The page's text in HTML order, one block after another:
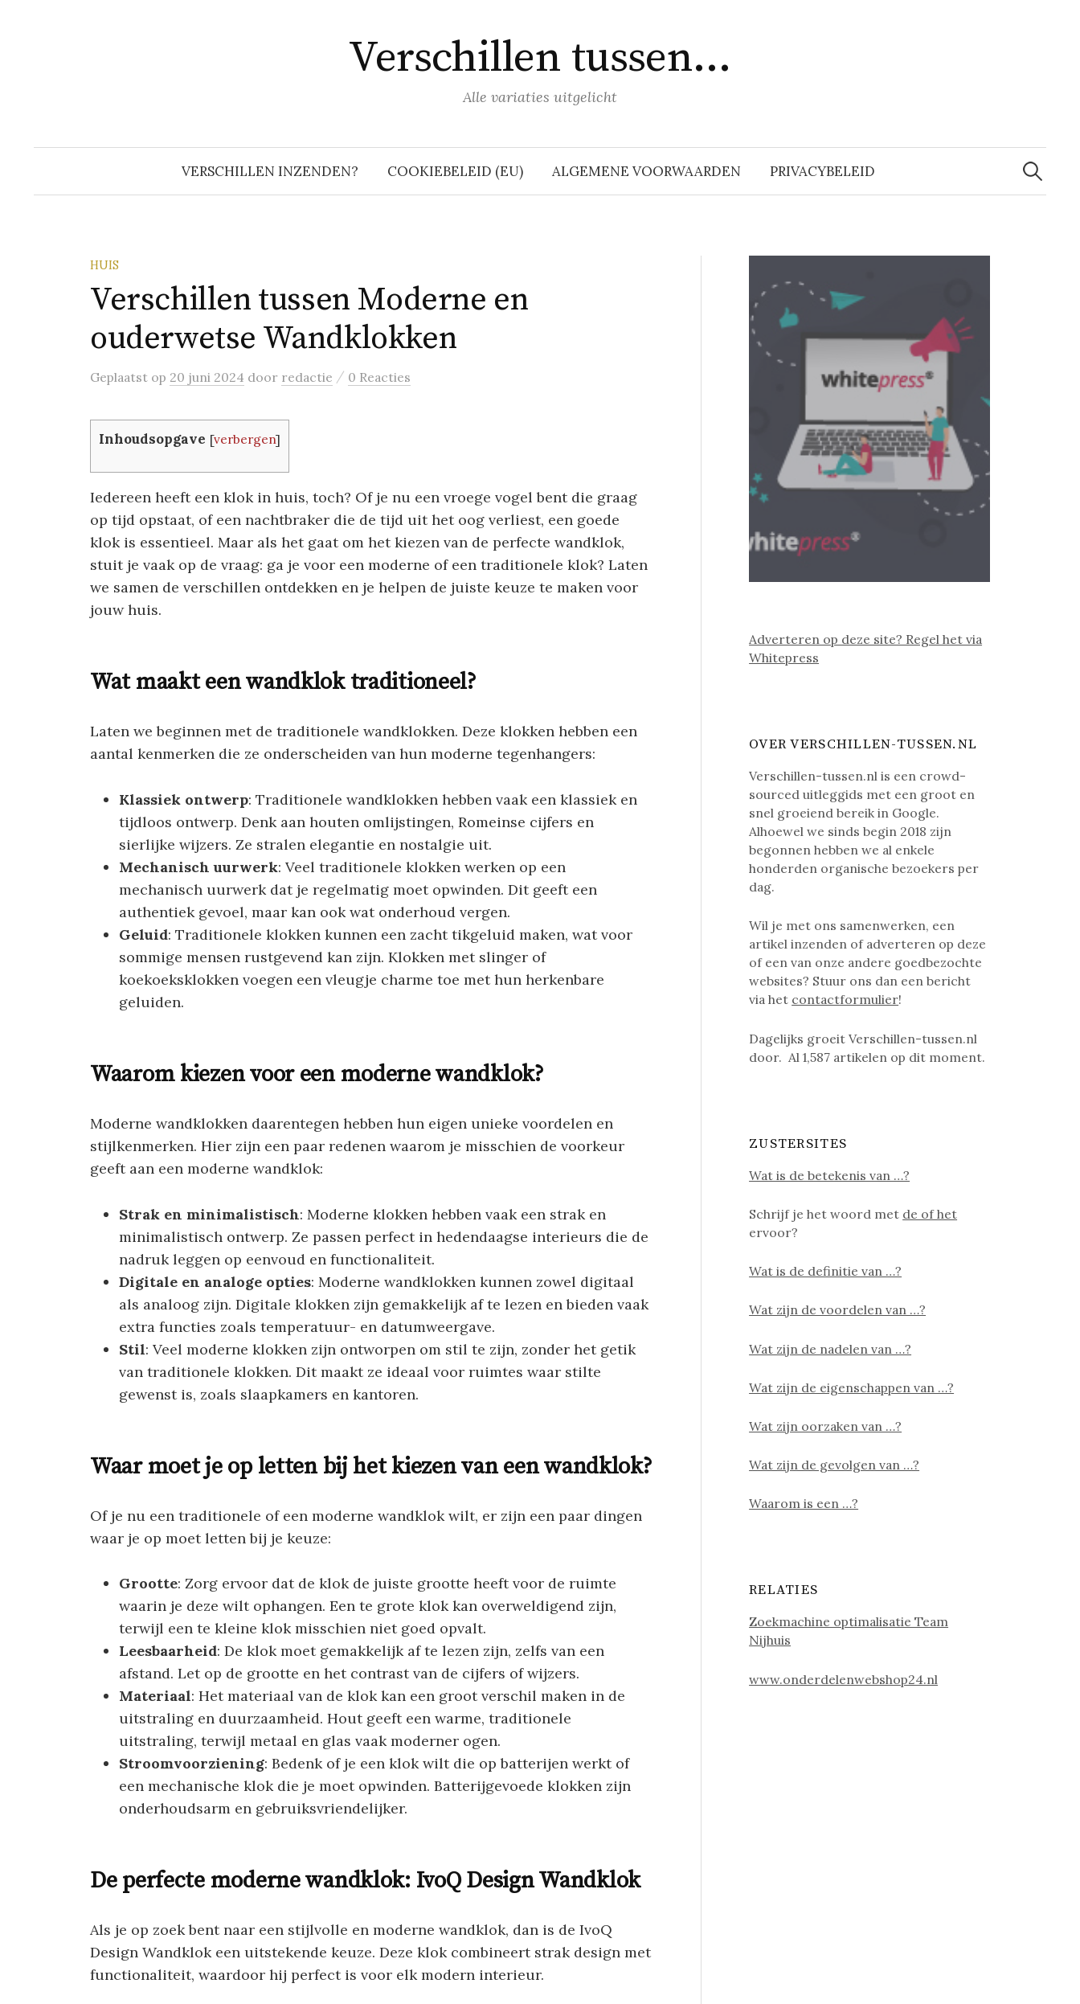
Verschillen tussen…
Alle variaties uitgelicht
VERSCHILLEN INZENDEN? COOKIEBELEID (EU) ALGEMENE VOORWAARDEN PRIVACYBELEID
Zoeken
naar:
HUIS
Verschillen tussen Moderne en
ouderwetse Wandklokken
Geplaatst op 20 juni 2024 door redactie / 0 Reacties
Inhoudsopgave [verbergen]
Iedereen heeft een klok in huis, toch? Of je nu een vroege vogel bent die graag
op tijd opstaat, of een nachtbraker die de tijd uit het oog verliest, een goede
klok is essentieel. Maar als het gaat om het kiezen van de perfecte wandklok,
stuit je vaak op de vraag: ga je voor een moderne of een traditionele klok? Laten
we samen de verschillen ontdekken en je helpen de juiste keuze te maken voor
jouw huis.
Wat maakt een wandklok traditioneel?
Laten we beginnen met de traditionele wandklokken. Deze klokken hebben een
aantal kenmerken die ze onderscheiden van hun moderne tegenhangers:
Klassiek ontwerp: Traditionele wandklokken hebben vaak een klassiek en
tijdloos ontwerp. Denk aan houten omlijstingen, Romeinse cijfers en
sierlijke wijzers. Ze stralen elegantie en nostalgie uit.
Mechanisch uurwerk: Veel traditionele klokken werken op een
mechanisch uurwerk dat je regelmatig moet opwinden. Dit geeft een
authentiek gevoel, maar kan ook wat onderhoud vergen.
Geluid: Traditionele klokken kunnen een zacht tikgeluid maken, wat voor
sommige mensen rustgevend kan zijn. Klokken met slinger of
koekoeksklokken voegen een vleugje charme toe met hun herkenbare
geluiden.
Waarom kiezen voor een moderne wandklok?
Moderne wandklokken daarentegen hebben hun eigen unieke voordelen en
stijlkenmerken. Hier zijn een paar redenen waarom je misschien de voorkeur
geeft aan een moderne wandklok:
Strak en minimalistisch: Moderne klokken hebben vaak een strak en
minimalistisch ontwerp. Ze passen perfect in hedendaagse interieurs die de
nadruk leggen op eenvoud en functionaliteit.
Digitale en analoge opties: Moderne wandklokken kunnen zowel digitaal
als analoog zijn. Digitale klokken zijn gemakkelijk af te lezen en bieden vaak
extra functies zoals temperatuur- en datumweergave.
Stil: Veel moderne klokken zijn ontworpen om stil te zijn, zonder het getik
van traditionele klokken. Dit maakt ze ideaal voor ruimtes waar stilte
gewenst is, zoals slaapkamers en kantoren.
Waar moet je op letten bij het kiezen van een wandklok?
Of je nu een traditionele of een moderne wandklok wilt, er zijn een paar dingen
waar je op moet letten bij je keuze:
Grootte: Zorg ervoor dat de klok de juiste grootte heeft voor de ruimte
waarin je deze wilt ophangen. Een te grote klok kan overweldigend zijn,
terwijl een te kleine klok misschien niet goed opvalt.
Leesbaarheid: De klok moet gemakkelijk af te lezen zijn, zelfs van een
afstand. Let op de grootte en het contrast van de cijfers of wijzers.
Materiaal: Het materiaal van de klok kan een groot verschil maken in de
uitstraling en duurzaamheid. Hout geeft een warme, traditionele
uitstraling, terwijl metaal en glas vaak moderner ogen.
Stroomvoorziening: Bedenk of je een klok wilt die op batterijen werkt of
een mechanische klok die je moet opwinden. Batterijgevoede klokken zijn
onderhoudsarm en gebruiksvriendelijker.
De perfecte moderne wandklok: IvoQ Design Wandklok
Als je op zoek bent naar een stijlvolle en moderne wandklok, dan is de IvoQ
Design Wandklok een uitstekende keuze. Deze klok combineert strak design met
functionaliteit, waardoor hij perfect is voor elk modern interieur.
Adverteren op deze site? Regel het via
Whitepress
OVER VERSCHILLEN-TUSSEN.NL
Verschillen-tussen.nl is een crowd-
sourced uitleggids met een groot en
snel groeiend bereik in Google.
Alhoewel we sinds begin 2018 zijn
begonnen hebben we al enkele
honderden organische bezoekers per
dag.
Wil je met ons samenwerken, een
artikel inzenden of adverteren op deze
of een van onze andere goedbezochte
websites? Stuur ons dan een bericht
via het contactformulier!
Dagelijks groeit Verschillen-tussen.nl
door. Al1,587 artikelen op dit moment.
ZUSTERSITES
Wat is de betekenis van …?
Schrijf je het woord met de of het
ervoor?
Wat is de definitie van …?
Wat zijn de voordelen van …?
Wat zijn de nadelen van …?
Wat zijn de eigenschappen van …?
Wat zijn oorzaken van …?
Wat zijn de gevolgen van …?
Waarom is een …?
RELATIES
Zoekmachine optimalisatie Team
Nijhuis
www.onderdelenwebshop24.nl